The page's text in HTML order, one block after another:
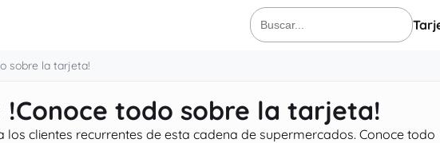
Buscar:
sobre la tarjeta!
!Conoce todo sobre la tarjeta!
los clientes recurrentes de esta cadena de supermercados. Conoce todo